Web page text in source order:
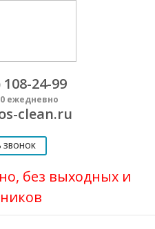
108-24-99
ежедневно
clean.ru
ЗВОНОК
без выходных и